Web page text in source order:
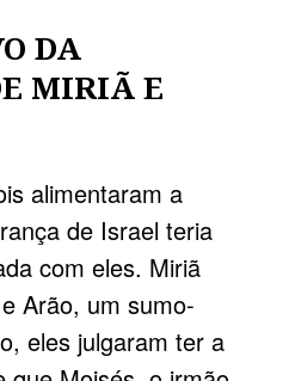
DA
MIRIÃ E
alimentaram a
de Israel teria
com eles. Miriã
Arão, um sumo-
eles julgaram ter a